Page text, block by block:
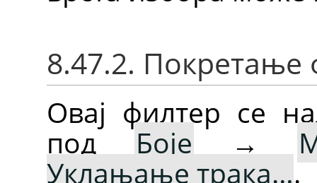
8.47.2. Покретање
Овај филтер се
под
Боје →
Уклањање трака….